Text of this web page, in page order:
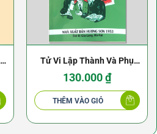
Tử Vi Lập Thành Và Phụ
Đoán – Nguyễn Phúc Ấm
130.000₫
THÊM VÀO GIỎ